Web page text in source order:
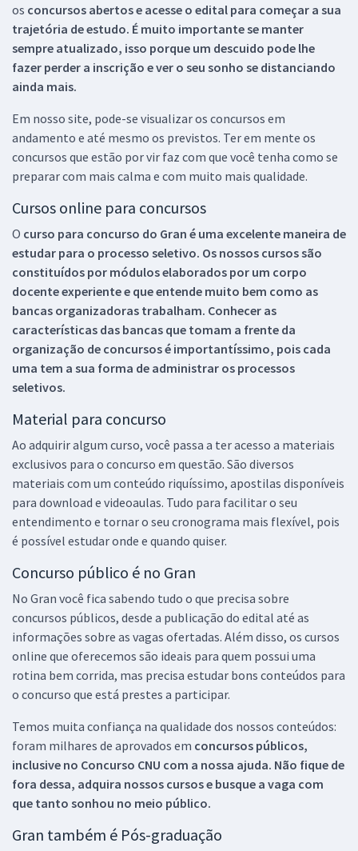
os concursos abertos e acesse o edital para começar a sua
trajetória de estudo. É muito importante se manter
sempre atualizado, isso porque um descuido pode lhe
fazer perder a inscrição e ver o seu sonho se distanciando
ainda mais.
Em nosso site, pode-se visualizar os concursos em
andamento e até mesmo os previstos. Ter em mente os
concursos que estão por vir faz com que você tenha como se
preparar com mais calma e com muito mais qualidade.
Cursos online para concursos
O curso para concurso do Gran é uma excelente maneira de
estudar para o processo seletivo. Os nossos cursos são
constituídos por módulos elaborados por um corpo
docente experiente e que entende muito bem como as
bancas organizadoras trabalham. Conhecer as
características das bancas que tomam a frente da
organização de concursos é importantíssimo, pois cada
uma tem a sua forma de administrar os processos
seletivos.
Material para concurso
Ao adquirir algum curso, você passa a ter acesso a materiais
exclusivos para o concurso em questão. São diversos
materiais com um conteúdo riquíssimo, apostilas disponíveis
para download e videoaulas. Tudo para facilitar o seu
entendimento e tornar o seu cronograma mais flexível, pois
é possível estudar onde e quando quiser.
Concurso público é no Gran
No Gran você fica sabendo tudo o que precisa sobre
concursos públicos, desde a publicação do edital até as
informações sobre as vagas ofertadas. Além disso, os cursos
online que oferecemos são ideais para quem possui uma
rotina bem corrida, mas precisa estudar bons conteúdos para
o concurso que está prestes a participar.
Temos muita confiança na qualidade dos nossos conteúdos:
foram milhares de aprovados em concursos públicos,
inclusive no Concurso CNU com a nossa ajuda. Não fique de
fora dessa, adquira nossos cursos e busque a vaga com
que tanto sonhou no meio público.
Gran também é Pós-graduação